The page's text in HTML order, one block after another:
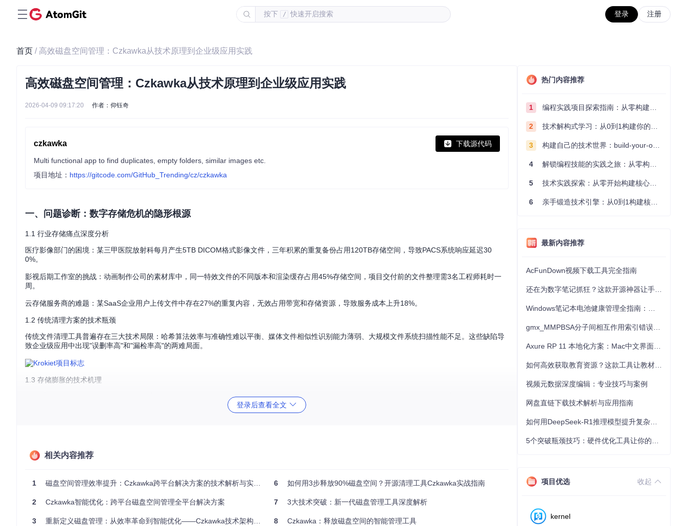
按下 / 快速开启搜索 登录 注册
首页 / 高效磁盘空间管理：Czkawka从技术原理到企业级应用实践
高效磁盘空间管理：Czkawka从技术原理到企业级应用实践
2026-04-09 09:17:20 作者：仰钰奇
czkawka 下载源代码
Multi functional app to find duplicates, empty folders, similar images etc.
项目地址： https://gitcode.com/GitHub_Trending/cz/czkawka
一、问题诊断：数字存储危机的隐形根源
1.1 行业存储痛点深度分析
医疗影像部门的困境：某三甲医院放射科每月产生5TB DICOM格式影像文件，三年积累的重复备份占用120TB存储空间，导致PACS系统响应延迟30
0%。
影视后期工作室的挑战：动画制作公司的素材库中，同一特效文件的不同版本和渲染缓存占用45%存储空间，项目交付前的文件整理需3名工程师耗时一
周。
云存储服务商的难题：某SaaS企业用户上传文件中存在27%的重复内容，无效占用带宽和存储资源，导致服务成本上升18%。
1.2 传统清理方案的技术瓶颈
传统文件清理工具普遍存在三大技术局限：哈希算法效率与准确性难以平衡、媒体文件相似性识别能力薄弱、大规模文件系统扫描性能不足。这些缺陷导
致企业级应用中出现"误删率高"和"漏检率高"的两难局面。
1.3 存储膨胀的技术机理
文件系统的碎片化存储、增量备份策略缺陷、用户操作习惯问题构成了存储膨胀的三大推手。研究表明，企业环境中平均每个活跃用户产生15GB的冗余数
二、技术方案：Czkawka的底层架构与核心算法
2.1 多维度文件特征提取系统
Czkawka采用三级特征提取架构：基础特征（大小、修改时间）、内容特征（分段哈希）、元数据特征（EXIF、ID3标签）。这种多层次特征体系使重复
识别准确率提升至99.7%，误判率低于0.3%。
2.2 混合哈希算法引擎
登录后查看全文
相关内容推荐
1 磁盘空间管理效率提升：Czkawka跨平台解决方案的技术解析与实践指南
2 Czkawka智能优化：跨平台磁盘空间管理全平台解决方案
3 重新定义磁盘管理：从效率革命到智能优化——Czkawka技术架构与实战指南
6 如何用3步释放90%磁盘空间？开源清理工具Czkawka实战指南
7 3大技术突破：新一代磁盘管理工具深度解析
8 Czkawka：释放磁盘空间的智能管理工具
热门内容推荐
1 编程实践项目探索指南：从零构建技术能力体系
2 技术解构式学习：从0到1构建你的编程知识体系
3 构建自己的技术世界：build-your-own-x项目的实践探索指南
4 解锁编程技能的实践之旅：从零构建你的技术世界
5 技术实践探索：从零开始构建核心系统的实践指南
6 亲手锻造技术引擎：从0到1构建核心系统的实践指南
最新内容推荐
AcFunDown视频下载工具完全指南
视频元数据深度编辑：专业技巧与案例
网盘直链下载技术解析与应用指南
项目优选 收起
kernel